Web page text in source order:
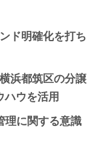
ド明確化を打ち
浜都筑区の分譲
ハウを活用
理に関する意識